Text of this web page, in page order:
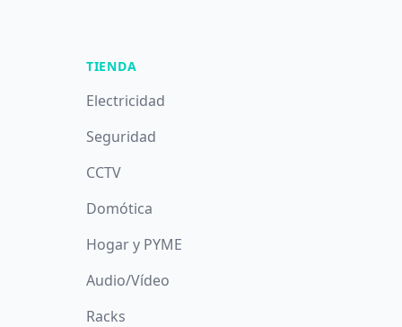
TIENDA
Electricidad
Seguridad
CCTV
Domótica
Hogar y PYME
Audio/Vídeo
Racks